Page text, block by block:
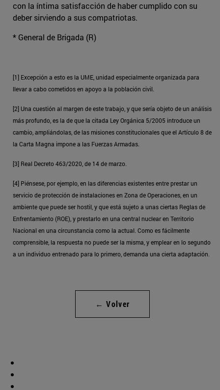
con la íntima satisfacción de haber cumplido con su
deber sirviendo a sus compatriotas.
* General de Brigada (R)
[1] Excepción a esto es la UME, unidad especialmente organizada para
llevar a cabo cometidos en apoyo a la población civil.
[2] Una cuestión al margen de este trabajo, y que sería objeto de un análisis
más profundo, es la de que la citada Ley Orgánica 5/2005 introduce un
cambio, ampliándolas, de las misiones constitucionales que el Artículo 8 de
la Carta Magna impone a las Fuerzas Armadas.
[3] Real Decreto 463/2020, de 14 de marzo.
[4] Piénsese, por ejemplo, en las diferencias existentes entre prestar un
servicio de protección de instalaciones en Zona de Operaciones, en un
ambiente que puede ser hostil, y que está sujeto a unas ciertas Reglas de
Enfrentamiento (ROE), y prestarlo en una central nuclear en Territorio
Nacional en una circunstancia como la actual. Como es fácilmente
comprensible, la respuesta no puede ser la misma, y emplear en lo segundo
a un individuo entrenado para lo primero, demanda una cierta adaptación.
← Volver